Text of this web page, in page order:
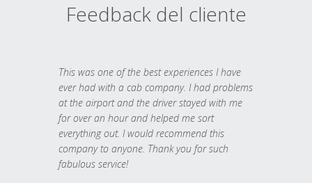
Feedback del cliente
This was one of the best experiences I have
ever had with a cab company. I had problems
at the airport and the driver stayed with me
for over an hour and helped me sort
everything out. I would recommend this
company to anyone. Thank you for such
fabulous service!